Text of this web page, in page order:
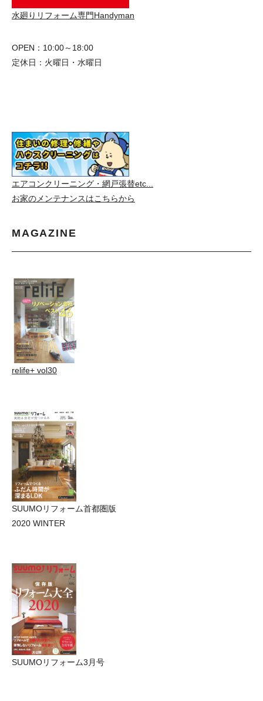
水廻りリフォーム専門Handyman
OPEN：10:00～18:00
定休日：火曜日・水曜日
エアコンクリーニング・網戸張替etc...
お家のメンテナンスはこちらから
MAGAZINE
relife+ vol30
SUUMOリフォーム首都圏版
2020 WINTER
SUUMOリフォーム3月号